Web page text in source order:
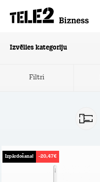
Izvēlies kategoriju
Filtri
Izpārdošana! -20,47€